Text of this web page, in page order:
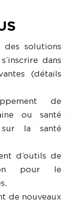
solutions
dans
(détails
de
ou santé
sur la santé
d’outils de
pour le
de nouveaux